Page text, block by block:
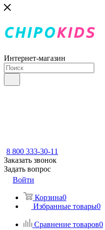
Интернет-магазин
8 800 333-30-11
Заказать звонок
Задать вопрос
Войти
Корзина0
Избранные товары0
Сравнение товаров0